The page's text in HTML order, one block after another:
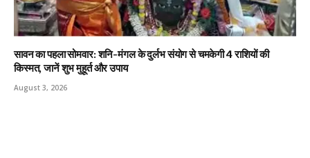
सावन का पहला सोमवार: शनि-मंगल के दुर्लभ संयोग से चमकेगी 4 राशियों की
किस्मत, जानें शुभ मुहूर्त और उपाय
August 3, 2026